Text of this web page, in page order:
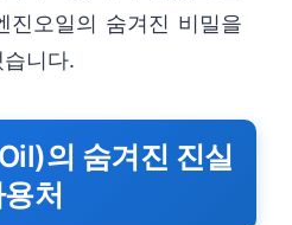
진오일의 숨겨진 비밀을
니다.
의 숨겨진 진실
처